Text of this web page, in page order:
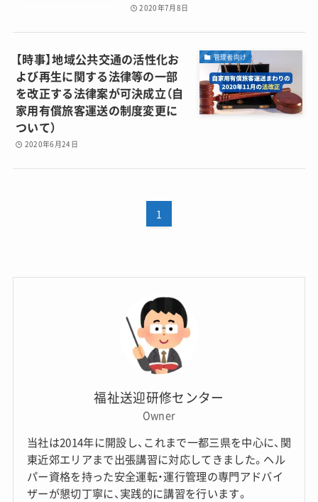
2020年7月8日
管理者向け
【時事】地域公共交通の活性化お
よび再生に関する法律等の一部
を改正する法律案が可決成立（自
家用有償旅客運送の制度変更に
ついて）
2020年6月24日
1
福祉送迎研修センター
Owner
当社は2014年に開設し、これまで一都三県を中心に、関
東近郊エリアまで出張講習に対応してきました。ヘル
パー資格を持った安全運転・運行管理の専門アドバイ
ザーが懇切丁寧に、実践的に講習を行います。